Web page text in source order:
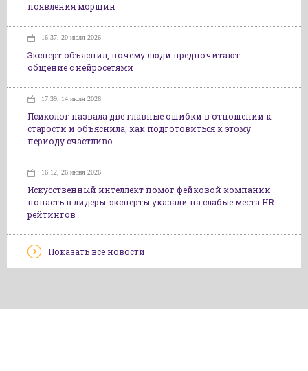
появления морщин
16:37, 20 июля 2026
Эксперт объяснил, почему люди предпочитают
общение с нейросетями
17:39, 14 июля 2026
Психолог назвала две главные ошибки в отношении к
старости и объяснила, как подготовиться к этому
периоду счастливо
16:12, 26 июня 2026
Искусственный интеллект помог фейковой компании
попасть в лидеры: эксперты указали на слабые места HR-
рейтингов
Показать все новости